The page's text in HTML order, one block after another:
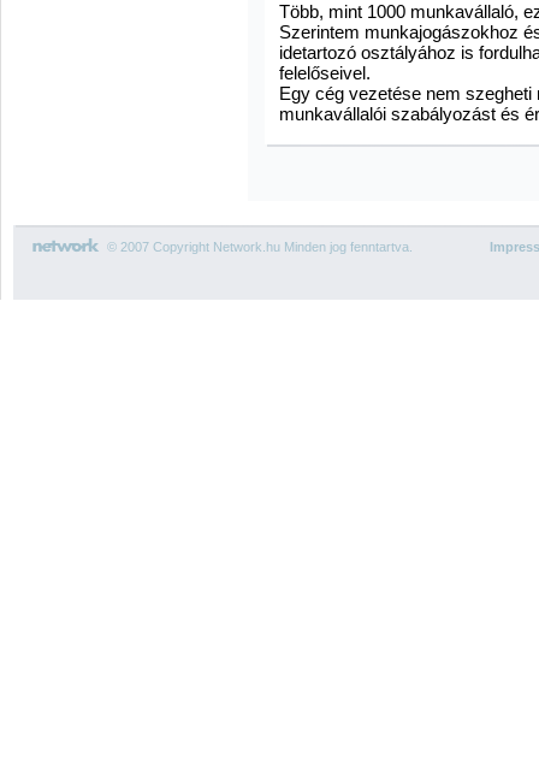
Több, mint 1000 munkavállaló,
Szerintem munkajogászokhoz
idetartozó osztályához is
felelőseivel.
Egy cég vezetése nem
munkavállalói szabályozást és
© 2007 Copyright Network.hu Minden jog fenntartva.